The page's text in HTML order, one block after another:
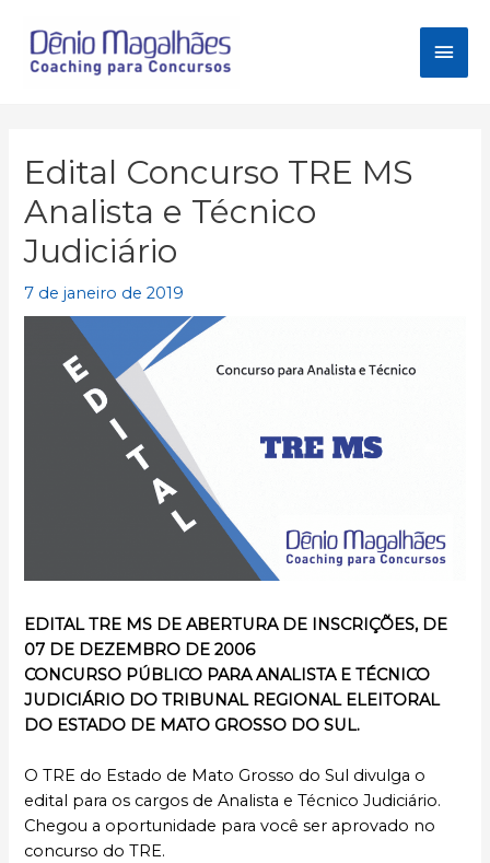
para
Edital Concurso TRE MS
Analista e Técnico
Judiciário
7 de janeiro de 2019
EDITAL TRE MS DE ABERTURA DE INSCRIÇÕES, DE
07 DE DEZEMBRO DE 2006
CONCURSO PÚBLICO PARA ANALISTA E TÉCNICO
JUDICIÁRIO DO TRIBUNAL REGIONAL ELEITORAL
DO ESTADO DE MATO GROSSO DO SUL.
O TRE do Estado de Mato Grosso do Sul divulga o
edital para os cargos de Analista e Técnico Judiciário.
Chegou a oportunidade para você ser aprovado no
concurso do TRE.